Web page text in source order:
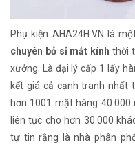
Phụ kiện AHA24H.VN là
chuyên bỏ sỉ mắt kính thời
xưởng. Là đại lý cấp 1 lấy
kết giá cả cạnh tranh nhất
hơn 1001 mặt hàng
liên tục cho hơn 30.000
tự tin rằng là nhà phân